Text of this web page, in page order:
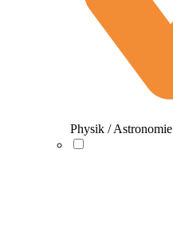
Physik / Astronomie